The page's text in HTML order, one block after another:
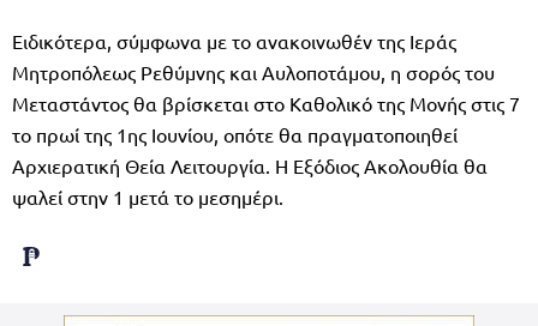
Ειδικότερα, σύμφωνα με το ανακοινωθέν της Ιεράς
Μητροπόλεως Ρεθύμνης και Αυλοποτάμου, η σορός του
Μεταστάντος θα βρίσκεται στο Καθολικό της Μονής στις 7
το πρωί της 1ης Ιουνίου, οπότε θα πραγματοποιηθεί
Αρχιερατική Θεία Λειτουργία. Η Εξόδιος Ακολουθία θα
ψαλεί στην 1 μετά το μεσημέρι.